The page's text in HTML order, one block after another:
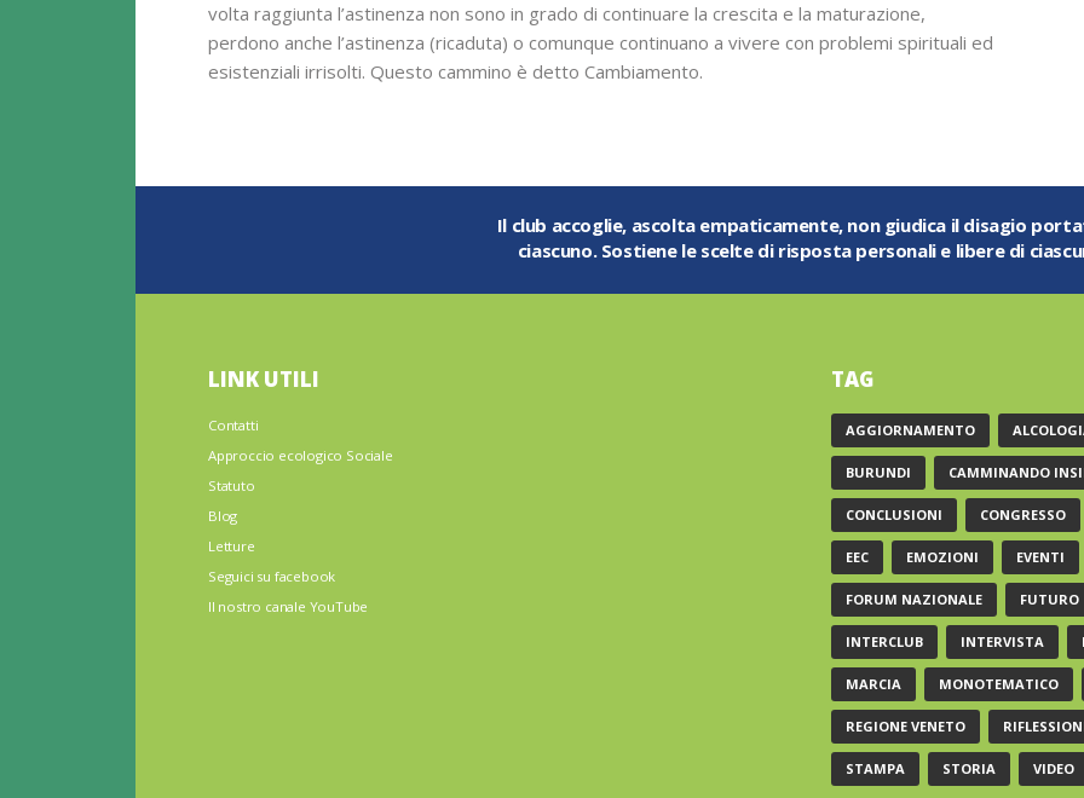
volta raggiunta l’astinenza non sono in grado di continuare la crescita e la maturazione,
perdono anche l’astinenza (ricaduta) o comunque continuano a vivere con problemi spirituali ed
esistenziali irrisolti. Questo cammino è detto Cambiamento.
Il club accoglie, ascolta empaticamente, non giudica il disagio
ciascuno. Sostiene le scelte di risposta personali e libere di
LINK UTILI
Contatti
Approccio ecologico Sociale
Statuto
Blog
Letture
Seguici su facebook
Il nostro canale YouTube
TAG
AGGIORNAMENTO
BURUNDI CAMMINANDO
CONCLUSIONI CONGRESSO
EEC EMOZIONI EVENTI
FORUM NAZIONALE FUTURO
INTERCLUB INTERVISTA
MARCIA MONOTEMATICO
REGIONE VENETO
STAMPA STORIA VIDEO